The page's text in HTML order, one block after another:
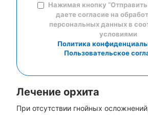
Нажимая кнопку “Отправить
даете согласие на
персональных данных в
условиями
Политика
Пользовательское
Лечение орхита
При отсутствии гнойных